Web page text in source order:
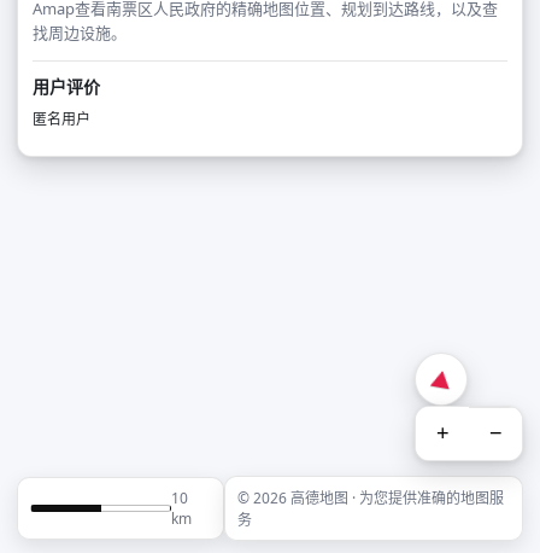
Amap查看南票区人民政府的精确地图位置、规划到达路线，以及查
找周边设施。
用户评价
匿名用户
+ −
10
km
© 2026 高德地图 · 为您提供准确的地图服
务